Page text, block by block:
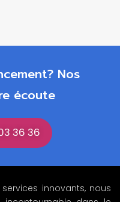
Nos
écoute
36 36
innovants, nous